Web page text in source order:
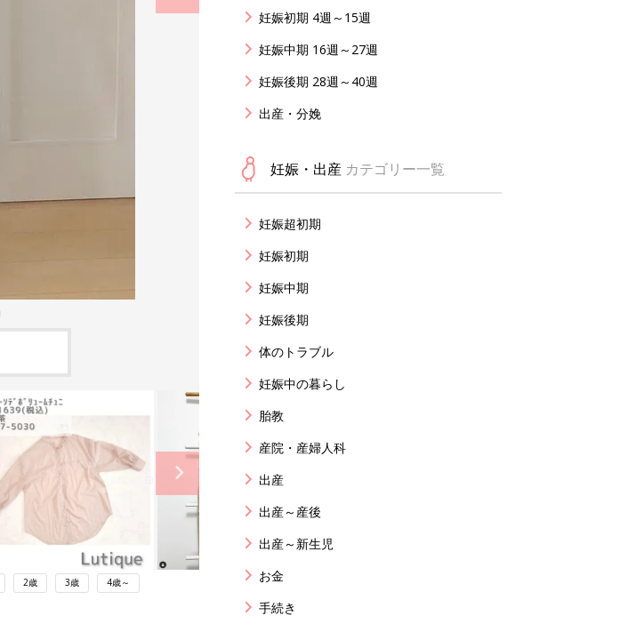
2歳 3歳 4歳～
妊娠初期 4週～15週
妊娠中期 16週～27週
妊娠後期 28週～40週
出産・分娩
妊娠・出産 カテゴリー一覧
妊娠超初期
妊娠初期
妊娠中期
妊娠後期
体のトラブル
妊娠中の暮らし
胎教
産院・産婦人科
出産
出産～産後
出産～新生児
お金
手続き